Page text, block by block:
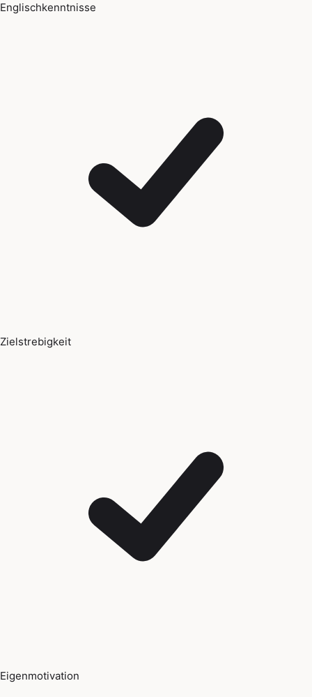
Englischkenntnisse
Zielstrebigkeit
Eigenmotivation